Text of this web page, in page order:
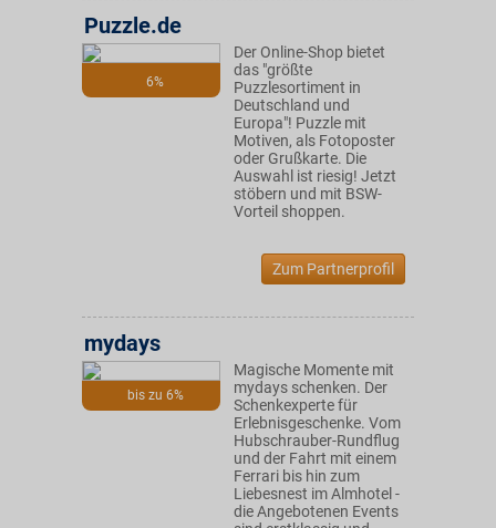
6%
Puzzle.de
Der Online-Shop bietet
das "größte
Puzzlesortiment in
Deutschland und
Europa"! Puzzle mit
Motiven, als Fotoposter
oder Grußkarte. Die
Auswahl ist riesig! Jetzt
stöbern und mit BSW-
Vorteil shoppen.
Zum Partnerprofil
bis zu 6%
mydays
Magische Momente mit
mydays schenken. Der
Schenkexperte für
Erlebnisgeschenke. Vom
Hubschrauber-Rundflug
und der Fahrt mit einem
Ferrari bis hin zum
Liebesnest im Almhotel -
die Angebotenen Events